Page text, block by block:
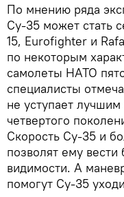
По мнению ряда
Су-35 может стать
15, Eurofighter и
по некоторым
самолеты НАТО
специалисты
не уступает
четвертого
Скорость Су-35 и
позволят ему
видимости. А
помогут Су-35